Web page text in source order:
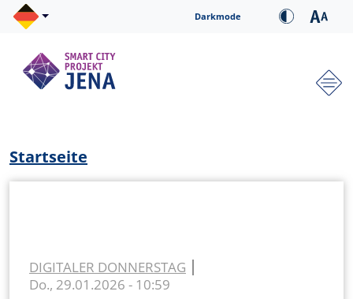
Direkt zum Inhalt Darkmode
Pfadnavigation
Startseite
DIGITALER DONNERSTAG
Do., 29.01.2026 - 10:59
Cookie-Einstellungen